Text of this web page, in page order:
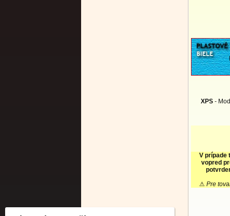
XPS -
V prípade
vopred
⚠ Pre